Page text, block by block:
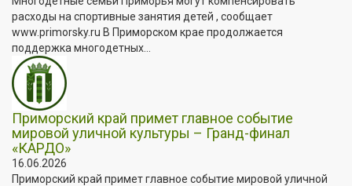
расходы на спортивные занятия детей , сообщает
www.primorsky.ru В Приморском крае продолжается
поддержка многодетных...
Приморский край примет главное событие
мировой уличной культуры – Гранд-финал
«КАРДО»
16.06.2026
Приморский край примет главное событие мировой уличной